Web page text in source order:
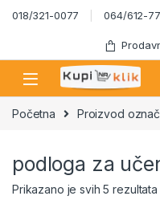
Skip to navigation
Skip to content
018/321-0077 064/612-
Početna Proizvod
podloga za
Prikazano je svih 5 rezultata